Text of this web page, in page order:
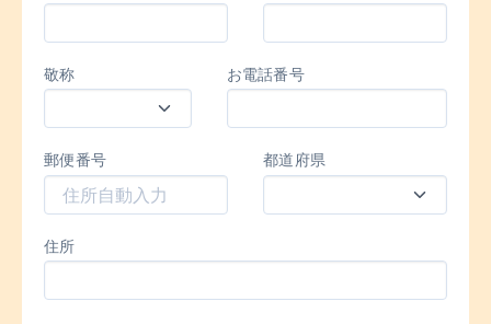
敬称 お電話番号
郵便番号 都道府県
住所